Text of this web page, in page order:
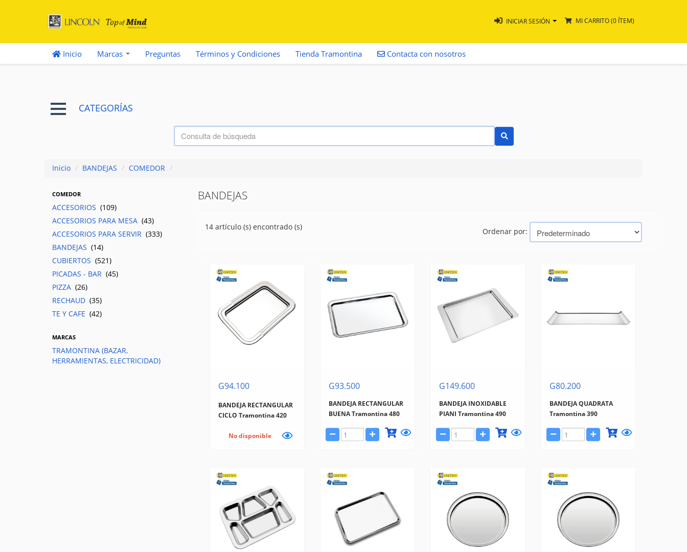
INICIAR SESIÓN MI CARRITO(0 ÍTEM)
Inicio Marcas Preguntas Términos y Condiciones Tienda Tramontina Contacta con nosotros
CATEGORÍAS
Inicio / BANDEJAS / COMEDOR /
COMEDOR
ACCESORIOS (109)
ACCESORIOS PARA MESA (43)
ACCESORIOS PARA SERVIR (333)
BANDEJAS (14)
CUBIERTOS (521)
PICADAS - BAR (45)
PIZZA (26)
RECHAUD (35)
TE Y CAFE (42)
MARCAS
TRAMONTINA (BAZAR,
HERRAMIENTAS, ELECTRICIDAD)
BANDEJAS
14 artículo (s) encontrado (s) Ordenar por:
G94.100
BANDEJA RECTANGULAR
CICLO Tramontina 420
No disponible
G93.500
BANDEJA RECTANGULAR
BUENA Tramontina 480
G149.600
BANDEJA INOXIDABLE
PIANI Tramontina 490
G80.200
BANDEJA QUADRATA
Tramontina 390